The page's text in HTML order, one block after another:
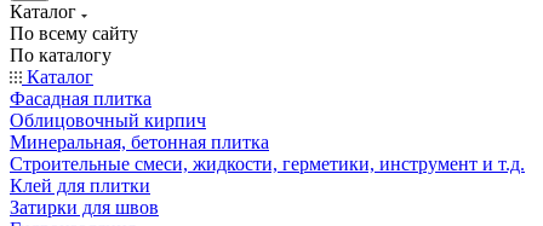
Каталог
По всему сайту
По каталогу
Каталог
Фасадная плитка
Облицовочный кирпич
Минеральная, бетонная плитка
Строительные смеси, жидкости, герметики, инструмент и т.д.
Клей для плитки
Затирки для швов